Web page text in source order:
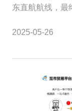
东直航航线，最
2025-05-26